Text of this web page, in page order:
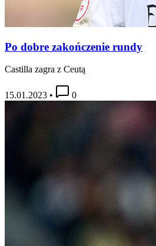
Po dobre zakończenie rundy
Castilla zagra z Ceutą
15.01.2023 • 0